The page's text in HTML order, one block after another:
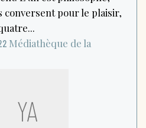
pour le plaisir,
Médiathèque de la
YA